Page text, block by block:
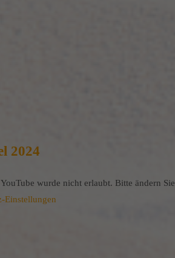
2024
wurde nicht erlaubt. Bitte ändern Sie
Einstellungen